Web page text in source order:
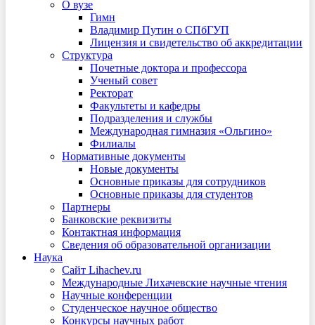
О вузе
Гимн
Владимир Путин о СПбГУП
Лицензия и свидетельство об аккредитации
Структура
Почетные доктора и профессора
Ученый совет
Ректорат
Факультеты и кафедры
Подразделения и службы
Международная гимназия «Ольгино»
Филиалы
Нормативные документы
Новые документы
Основные приказы для сотрудников
Основные приказы для студентов
Партнеры
Банковские реквизиты
Контактная информация
Сведения об образовательной организации
Наука
Сайт Lihachev.ru
Международные Лихачевские научные чтения
Научные конференции
Студенческое научное общество
Конкурсы научных работ